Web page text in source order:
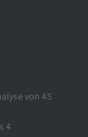
von 45
4